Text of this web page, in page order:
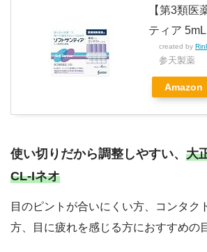
【第3類医
ティア
created by
参天製薬
Amazon
使い切りだから調整しやすい、 大
CL-Iネオ
目のピントが合いにくい方、コンタク
方、目に疲れを感じる方におすすめの